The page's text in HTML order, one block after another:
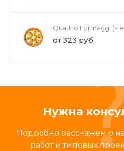
Quattro Formaggi
от 323 руб.
Нужна
Подробно расскажем о
работ и типовых